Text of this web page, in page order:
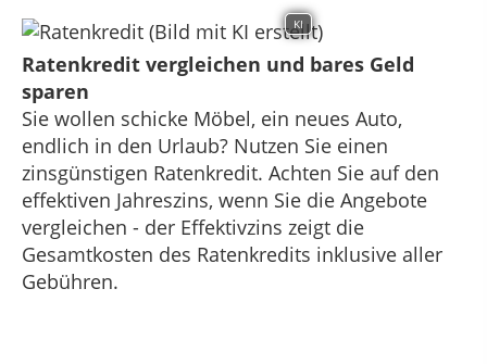
KI
Ratenkredit vergleichen und bares Geld
sparen
Sie wollen schicke Möbel, ein neues Auto,
endlich in den Urlaub? Nutzen Sie einen
zinsgünstigen Ratenkredit. Achten Sie auf den
effektiven Jahreszins, wenn Sie die Angebote
vergleichen - der Effektivzins zeigt die
Gesamtkosten des Ratenkredits inklusive aller
Gebühren.